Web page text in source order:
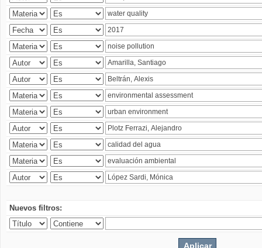
Nuevos filtros: